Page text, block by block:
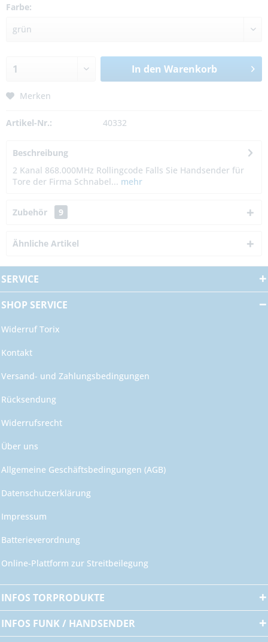
Farbe:
In den Warenkorb
Merken
Artikel-Nr.: 40332
Beschreibung
2 Kanal 868.000MHz Rollingcode Falls Sie Handsender für
Tore der Firma Schnabel... mehr
Zubehör 9
Ähnliche Artikel
SERVICE
SHOP SERVICE
Widerruf Torix
Kontakt
Versand- und Zahlungsbedingungen
Rücksendung
Widerrufsrecht
Über uns
Allgemeine Geschäftsbedingungen (AGB)
Datenschutzerklärung
Impressum
Batterieverordnung
Online-Plattform zur Streitbeilegung
INFOS TORPRODUKTE
INFOS FUNK / HANDSENDER